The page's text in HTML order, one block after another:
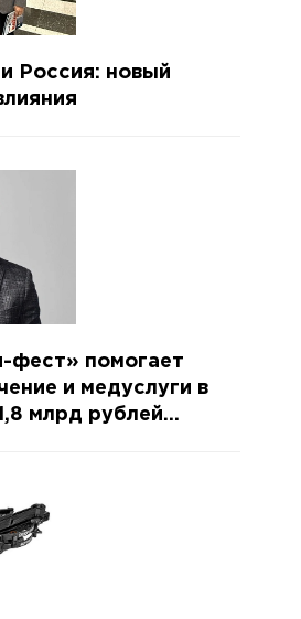
Россия: новый
фест» помогает
и медуслуги в
млрд рублей